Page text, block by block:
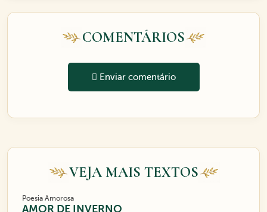
COMENTÁRIOS
Enviar comentário
VEJA MAIS TEXTOS
Poesia Amorosa
AMOR DE INVERNO